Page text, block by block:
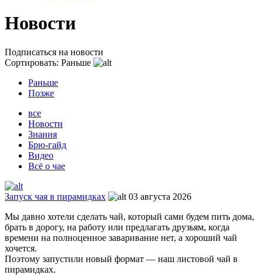
Новости
Подписаться на новости
Сортировать: Раньше
Раньше
Позже
все
Новости
Знания
Брю-гайд
Видео
Всё о чае
Запуск чая в пирамидках
03 августа 2026
Мы давно хотели сделать чай, который сами будем пить дома,
брать в дорогу, на работу или предлагать друзьям, когда
времени на полноценное заваривание нет, а хороший чай
хочется.
Поэтому запустили новый формат — наш листовой чай в
пирамидках.